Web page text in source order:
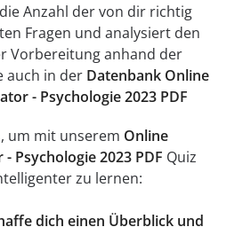
Anzahl der von dir richtig
Fragen und analysiert den
Vorbereitung anhand der
auch in der Datenbank Online
- Psychologie 2023 PDF
um mit unserem Online
Psychologie 2023 PDF Quiz
zu lernen:
dich einen Überblick und